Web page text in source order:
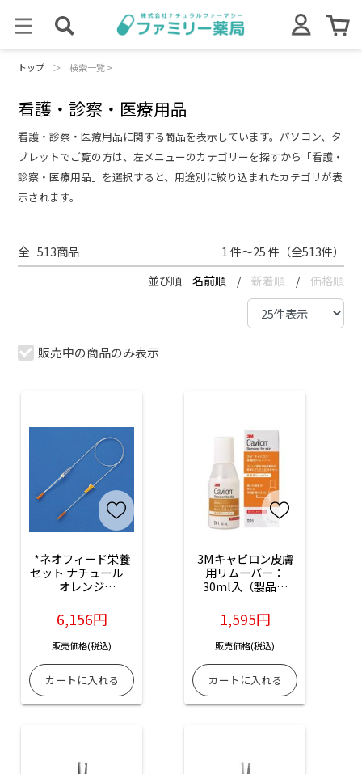
トップ ＞ 検索一覧 >
看護・診察・医療用品
看護・診察・医療用品に関する商品を表示しています。パソコン、タ
ブレットでご覧の方は、左メニューのカテゴリーを探すから「看護・
診察・医療用品」を選択すると、用途別に絞り込まれたカテゴリが表
示されます。
全 513商品 1 件～25 件（全513件）
並び順 名前順 / 新着順 / 価格順
販売中の商品のみ表示
*ネオフィード栄養
セット ナチュール
オレンジ
（20本入）
6,156円
販売価格(税込)
3Mキャビロン皮膚
用リムーバー：
30ml入（製品番
1,595円
販売価格(税込)